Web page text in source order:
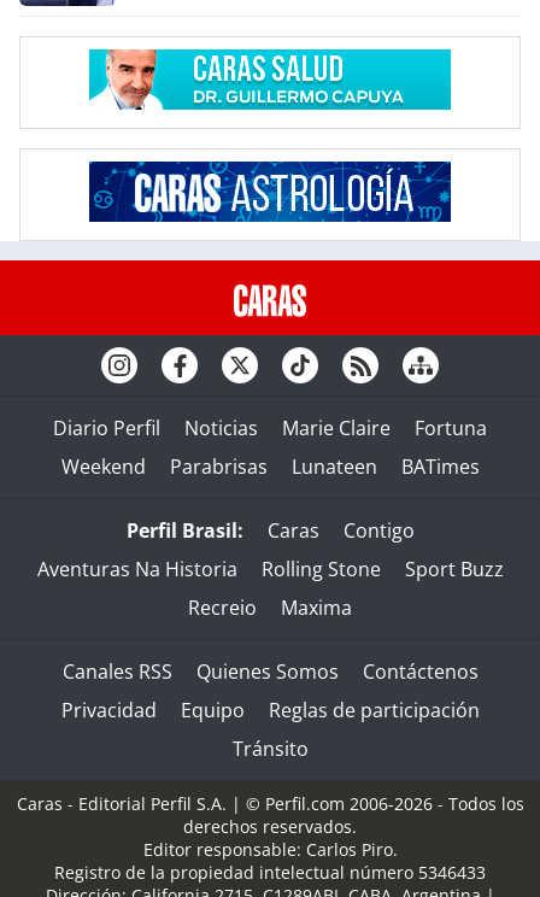
Diario Perfil Noticias Marie Claire
Fortuna
Weekend
Parabrisas Lunateen BATimes
Perfil Brasil: Caras
Contigo
Aventuras Na Historia
Rolling Stone
Sport Buzz
Recreio
Maxima
Canales RSS Quienes Somos
Contáctenos
Privacidad
Equipo
Reglas de participación
Tránsito
Caras - Editorial Perfil S.A. | © Perfil.com 2006-2026 - Todos los
derechos reservados.
Editor responsable: Carlos Piro.
Registro de la propiedad intelectual número 5346433